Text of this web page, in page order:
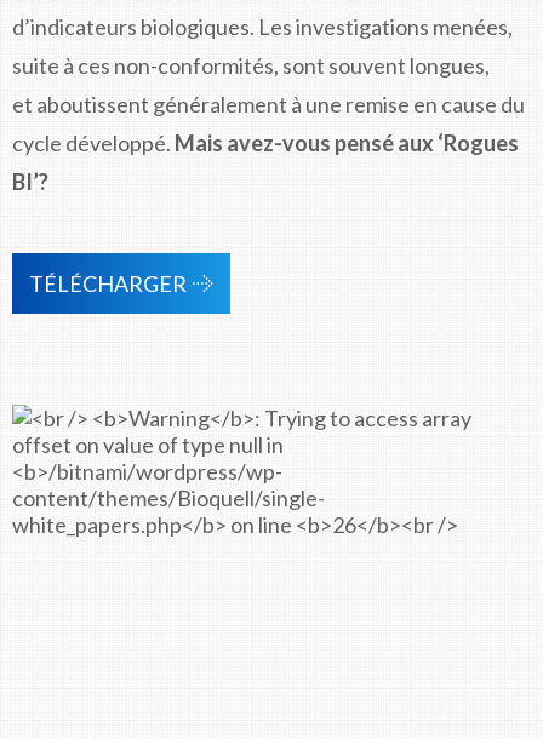
d’indicateurs biologiques. Les investigations menées,
suite à ces non-conformités, sont souvent longues,
et aboutissent généralement à une remise en cause du
cycle développé. Mais avez-vous pensé aux ‘Rogues
BI’?
TÉLÉCHARGER